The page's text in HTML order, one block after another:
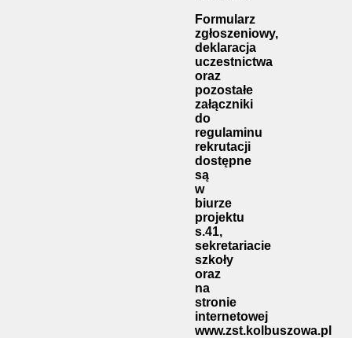
Formularz
zgłoszeniowy,
deklaracja
uczestnictwa
oraz
pozostałe
załączniki
do
regulaminu
rekrutacji
dostępne
są
w
biurze
projektu
s.41,
sekretariacie
szkoły
oraz
na
stronie
internetowej
www.zst.kolbuszowa.pl